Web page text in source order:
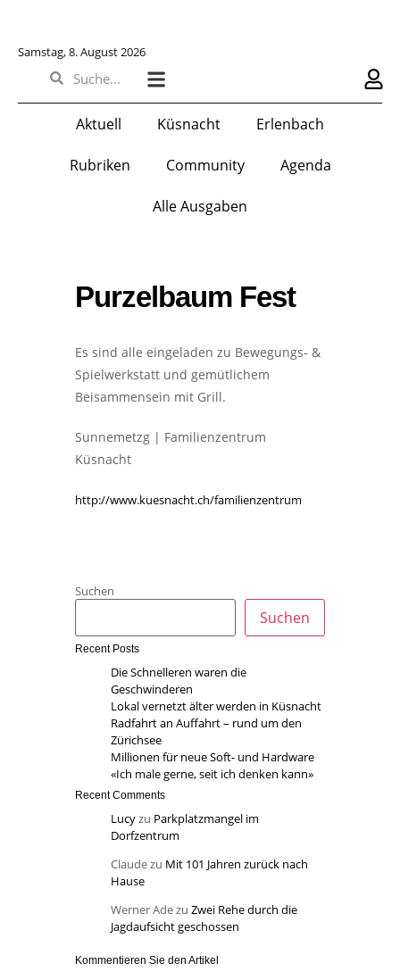
Samstag, 8. August 2026
Aktuell Küsnacht Erlenbach
Rubriken Community Agenda
Alle Ausgaben
Purzelbaum Fest
Es sind alle eingeladen zu Bewegungs- &
Spielwerkstatt und gemütlichem
Beisammensein mit Grill.
Sunnemetzg | Familienzentrum
Küsnacht
http://www.kuesnacht.ch/familienzentrum
Suchen
Suchen
Recent Posts
Die Schnelleren waren die
Geschwinderen
Lokal vernetzt älter werden in Küsnacht
Radfahrt an Auffahrt – rund um den
Zürichsee
Millionen für neue Soft- und Hardware
«Ich male gerne, seit ich denken kann»
Recent Comments
Lucyzu Parkplatzmangel im
Dorfzentrum
Claudezu Mit 101 Jahren zurück nach
Hause
Werner Adezu Zwei Rehe durch die
Jagdaufsicht geschossen
Kommentieren Sie den Artikel